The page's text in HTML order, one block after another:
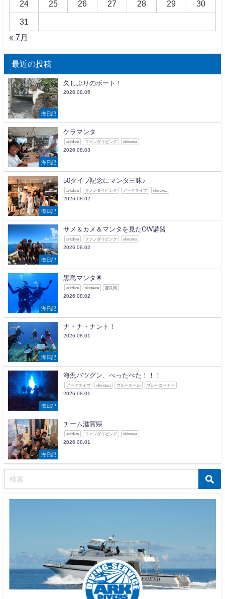
24 25 26 27 28 29 30
31
« 7月
最近の投稿
海日記
久しぶりのボート！
2026.08.05
海日記
ケラマンタ
arkdive ファンダイビング okinawa
2026.08.03
海日記
50ダイブ記念にマンタ三昧♪
arkdive ファンダイビング アークダイブ okinawa
2026.08.02
海日記
サメ＆カメ＆マンタを見たOW講習
arkdive ファンダイビング okinawa
2026.08.02
海日記
黒島マンタ🌟
arkdive okinawa 慶良間
2026.08.02
海日記
ナ・ナ・ナント！
2026.08.01
海日記
海況バツグン、べったべた！！！
アークダイブ okinawa ブルーホール ブルーコーナー
2026.08.01
海日記
チーム滋賀県
arkdive ファンダイビング okinawa
2026.08.01